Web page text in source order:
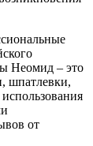
Неомид – это
шпатлевки,
от